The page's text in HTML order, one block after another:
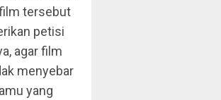
tersebut
petisi
agar film
menyebar
yang